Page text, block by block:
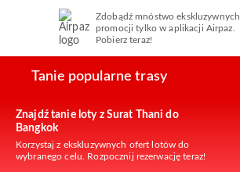
Zdobądź mnóstwo ekskluzywnych
promocji tylko w aplikacji Airpaz.
Pobierz teraz!
Tanie popularne trasy
Znajdź tanie loty z Surat Thani do
Bangkok
Korzystaj z ekskluzywnych ofert lotów do
wybranego celu. Rozpocznij rezerwację teraz!